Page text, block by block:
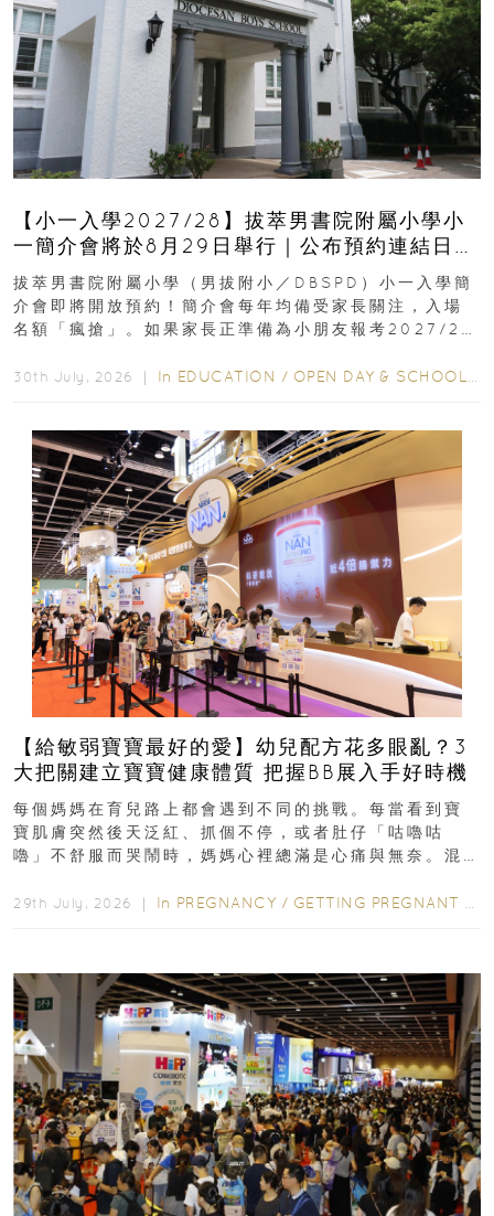
【小一入學2027/28】拔萃男書院附屬小學小
一簡介會將於8月29日舉行｜公布預約連結日期
｜更設有網上重溫
拔萃男書院附屬小學（男拔附小／DBSPD）小一入學簡
介會即將開放預約！簡介會每年均備受家長關注，入場
名額「瘋搶」。如果家長正準備為小朋友報考2027/28
30th July, 2026 ｜ In EDUCATION / OPEN DAY & SCHOOL EVENTS
【給敏弱寶寶最好的愛】幼兒配方花多眼亂？3
大把關建立寶寶健康體質 把握BB展入手好時機
每個媽媽在育兒路上都會遇到不同的挑戰。每當看到寶
寶肌膚突然後天泛紅、抓個不停，或者肚仔「咕嚕咕
嚕」不舒服而哭鬧時，媽媽心裡總滿是心痛與無奈。混
29th July, 2026 ｜ In PREGNANCY / GETTING PREGNANT